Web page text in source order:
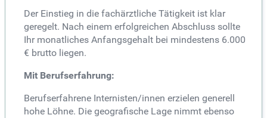
Der Einstieg in die fachärztliche Tätigkeit ist klar
geregelt. Nach einem erfolgreichen Abschluss sollte
Ihr monatliches Anfangsgehalt bei mindestens 6.000
€ brutto liegen.
Mit Berufserfahrung:
Berufserfahrene Internisten/innen erzielen generell
hohe Löhne. Die geografische Lage nimmt ebenso